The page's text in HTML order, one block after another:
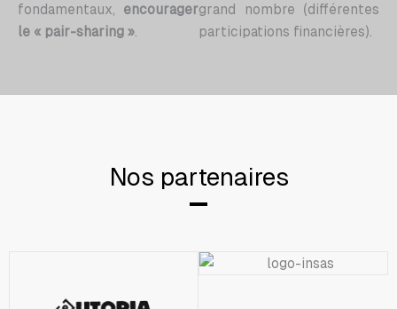
fondamentaux, encourager
le « pair-sharing »
grand nombre (différentes
participations financières).
Nos partenaires